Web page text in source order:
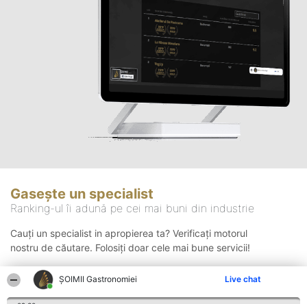
ȘOIMII Gastronomiei Live chat
Gasește un specialist
Ranking-ul îi adună pe cei mai buni din industrie
Cauți un specialist in apropierea ta? Verificați motorul
nostru de căutare. Folosiți doar cele mai bune servicii!